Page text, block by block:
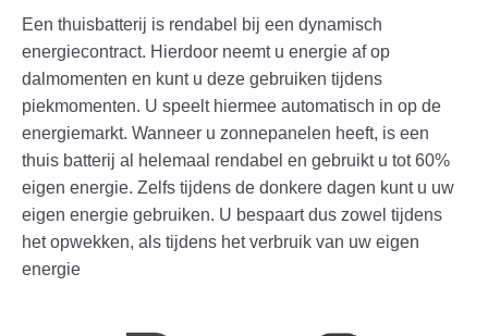
Een thuisbatterij is rendabel bij een dynamisch
energiecontract. Hierdoor neemt u energie af op
dalmomenten en kunt u deze gebruiken tijdens
piekmomenten. U speelt hiermee automatisch in op de
energiemarkt. Wanneer u zonnepanelen heeft, is een
thuis batterij al helemaal rendabel en gebruikt u tot 60%
eigen energie. Zelfs tijdens de donkere dagen kunt u uw
eigen energie gebruiken. U bespaart dus zowel tijdens
het opwekken, als tijdens het verbruik van uw eigen
energie